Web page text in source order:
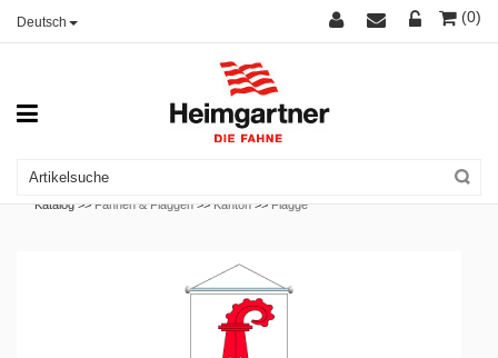
Deutsch (0)
Katalog >>Fahnen & Flaggen >>Kanton >>Flagge